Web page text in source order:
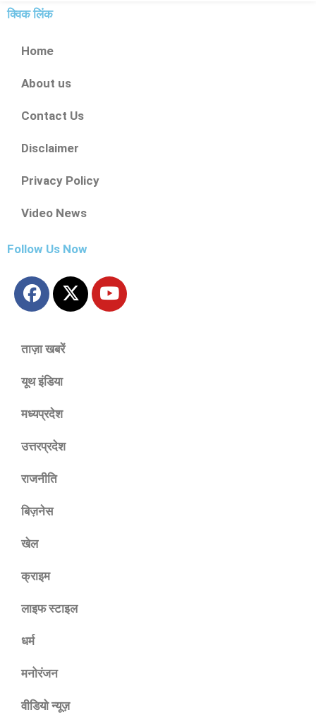
क्विक लिंक
Home
About us
Contact Us
Disclaimer
Privacy Policy
Video News
Follow Us Now
ताज़ा खबरें
यूथ इंडिया
मध्यप्रदेश
उत्तरप्रदेश
राजनीति
बिज़नेस
खेल
क्राइम
लाइफ स्टाइल
धर्म
मनोरंजन
वीडियो न्यूज़